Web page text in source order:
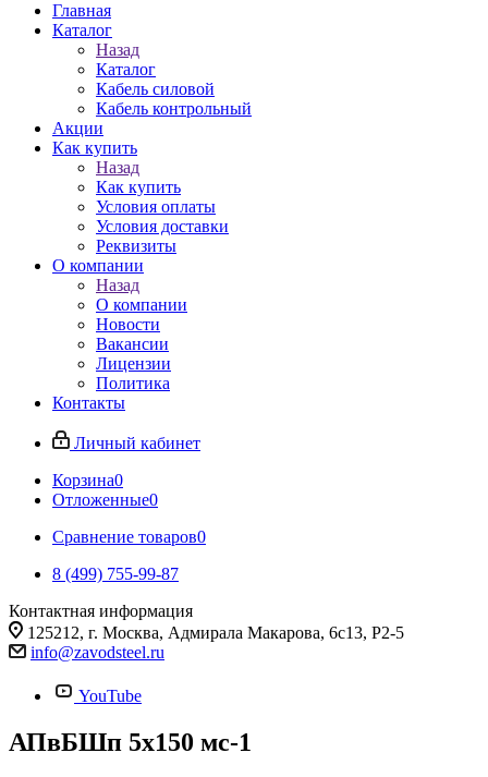
Главная
Каталог
Назад
Каталог
Кабель силовой
Кабель контрольный
Акции
Как купить
Назад
Как купить
Условия оплаты
Условия доставки
Реквизиты
О компании
Назад
О компании
Новости
Вакансии
Лицензии
Политика
Контакты
Личный кабинет
Корзина0
Отложенные0
Сравнение товаров0
8 (499) 755-99-87
Контактная информация
125212, г. Москва, Адмирала Макарова, 6с13, Р2-5
info@zavodsteel.ru
YouTube
АПвБШп 5х150 мс-1